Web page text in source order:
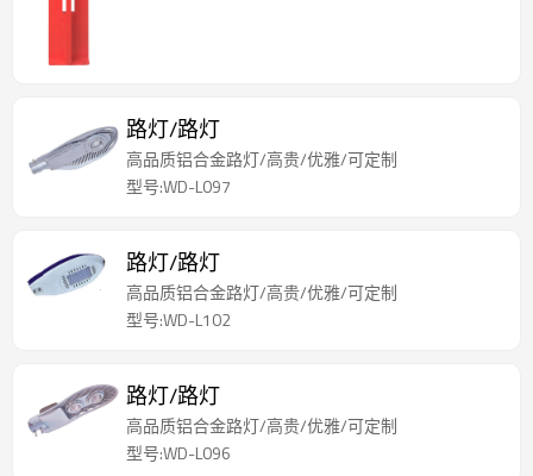
路灯/路灯
高品质铝合金路灯/高贵/优雅/可定制
型号:WD-L097
路灯/路灯
高品质铝合金路灯/高贵/优雅/可定制
型号:WD-L102
路灯/路灯
高品质铝合金路灯/高贵/优雅/可定制
型号:WD-L096